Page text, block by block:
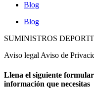
Blog
Blog
SUMINISTROS
Aviso legal Aviso de
Llena el siguiente
información que necesitas